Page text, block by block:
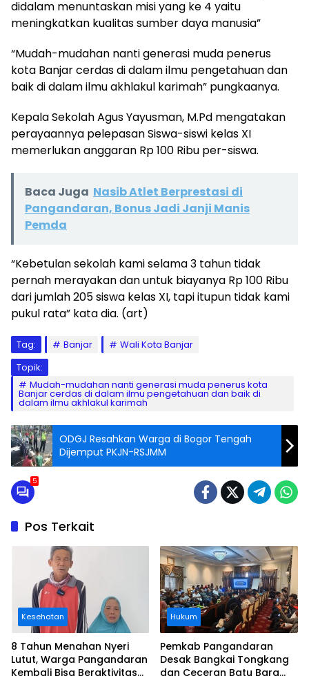
didalam menuntaskan misi yang ke 4 yaitu
meningkatkan kualitas sumber daya manusia”
“Mudah-mudahan nanti generasi muda penerus
kota Banjar cerdas di dalam ilmu pengetahuan dan
baik di dalam ilmu akhlakul karimah” pungkaanya.
Kepala Sekolah Agus Yayusman, M.Pd mengatakan
perayaannya pelepasan Siswa-siswi kelas XI
memerlukan anggaran Rp 100 Ribu per-siswa.
Baca Juga Nasib Atlet Berprestasi di
Pangandaran, Bonus Jadi Janji Manis
Pemda
“Kebetulan sekolah kami selama 3 tahun tidak
pernah merayakan dan untuk biayanya Rp 100 Ribu
dari jumlah 205 siswa kelas XI, tapi itupun tidak kami
pukul rata” kata dia. (art)
Tag: Banjar
Wali Kota Banjar
Topik:
Mudah-mudahan nanti generasi muda penerus kota
Banjar cerdas di dalam ilmu pengetahuan dan baik di
dalam ilmu akhlakul karimah
ODGJ Resahkan Warga di Bogor Tengah
Dijemput PKJN-RSJMM
5
Pos Terkait
Kesehatan
8 Tahun Menahan Nyeri
Lutut, Warga Pangandaran
Kembali Bisa Beraktivitas
Hukum
Pemkab Pangandaran
Desak Bangkai Tongkang
dan Ceceran Batu Bara